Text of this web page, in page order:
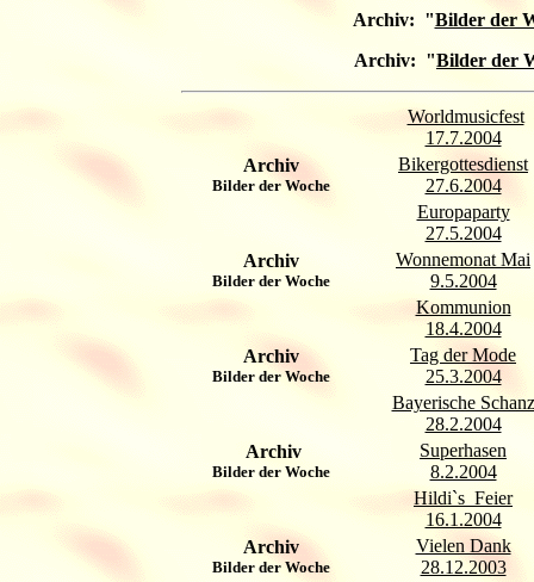
Archiv: "Bilder der
Archiv: "Bilder der
Worldmusicfest
17.7.2004
Archiv
Bilder der Woche
Bikergottesdienst
27.6.2004
Europaparty
27.5.2004
Archiv
Bilder der Woche
Wonnemonat Mai
9.5.2004
Kommunion
18.4.2004
Archiv
Bilder der Woche
Tag der Mode
25.3.2004
Bayerische Schanz
28.2.2004
Archiv
Bilder der Woche
Superhasen
8.2.2004
Hildi`s Feier
16.1.2004
Archiv
Bilder der Woche
Vielen Dank
28.12.2003